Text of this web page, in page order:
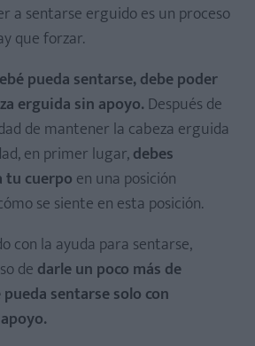
a sentarse erguido es un proceso
que forzar.
pueda sentarse, debe poder
erguida sin apoyo. Después de
de mantener la cabeza erguida
en primer lugar,debes
tu cuerpo en una posición
se siente en esta posición.
con la ayuda para sentarse,
de darle un poco más de
sentarse solo con